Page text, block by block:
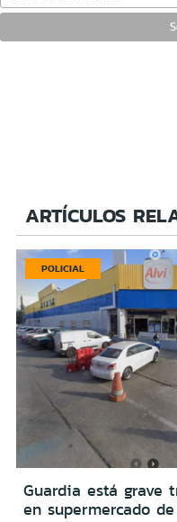
ARTÍCULOS
POLICIAL
Guardia está grave
en supermercado de